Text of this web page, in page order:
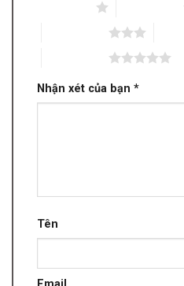
Nhận xét của bạn *
Tên